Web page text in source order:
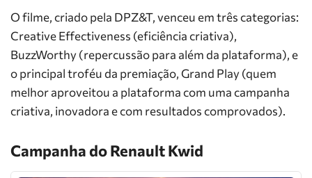
O filme, criado pela DPZ&T, venceu em três categorias:
Creative Effectiveness (eficiência criativa),
BuzzWorthy (repercussão para além da plataforma), e
o principal troféu da premiação, Grand Play (quem
melhor aproveitou a plataforma com uma campanha
criativa, inovadora e com resultados comprovados).
Campanha do Renault Kwid